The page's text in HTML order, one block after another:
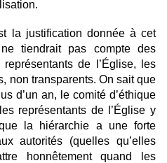
la justification donnée à cet
tiendrait pas compte des
de l’Église, les
non transparents. On sait que
d’un an, le comité d’éthique
représentants de l’Église y
la hiérarchie a une forte
autorités (quelles qu’elles
honnêtement quand les